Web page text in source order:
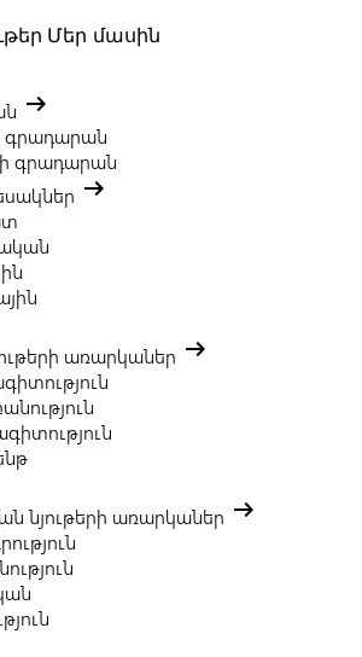
Մեր մասին
arrow_right_alt
գրադարան
գրադարան
arrow_right_alt
առարկաներ arrow_right_alt
նյութերի առարկաներ arrow_right_alt